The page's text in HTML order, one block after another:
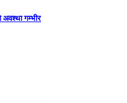
अवश्था गम्भीर